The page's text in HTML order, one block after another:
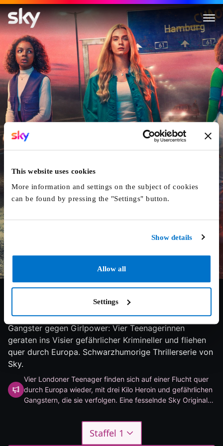
This website uses cookies
More information and settings on the subject of cookies
can be found by pressing the "Settings" button.
Show details
Allow all
Settings
Then You Run
1 Staffel
Gangster gegen Girlpower: Vier Teenagerinnen
geraten ins Visier gefährlicher Krimineller und fliehen
quer durch Europa. Schwarzhumorige Thrillerserie von
Sky.
Vier Londoner Teenager finden sich auf einer Flucht quer
durch Europa wieder, mit drei Kilo Heroin und gefährlichen
Gangstern, die sie verfolgen. Eine fesselnde Sky Original
Staffel 1